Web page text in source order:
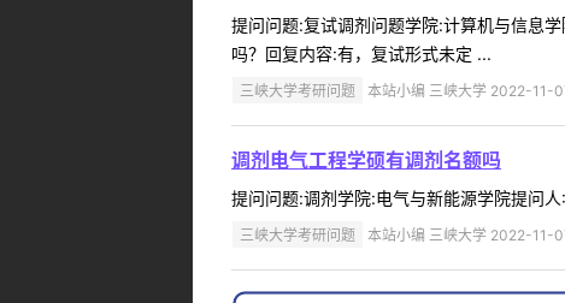
提问问题:复试调剂问题学院:计算机与信息
吗？回复内容:有，复试形式未定 ...
三峡大学考研问题 本站小编 三峡大学 2022-11-
调剂电气工程学硕有调剂名额吗
提问问题:调剂学院:电气与新能源学院提问
三峡大学考研问题 本站小编 三峡大学 2022-11-